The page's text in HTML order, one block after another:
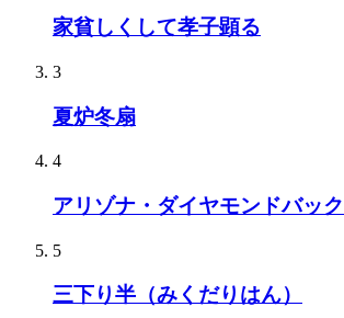
家貧しくして孝子顕る
3
夏炉冬扇
4
アリゾナ・ダイヤモンドバッ
5
三下り半（みくだりはん）